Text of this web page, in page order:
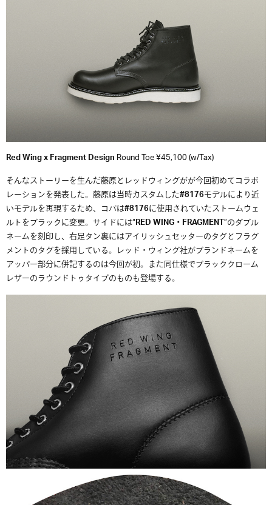
Red Wing x Fragment DesignRound Toe ¥45,100 (w/Tax)
そんなストーリーを生んだ藤原とレッドウィングがが今回初めてコラボ
レーションを発表した。藤原は当時カスタムした#8176モデルにより近
いモデルを再現するため、コバは#8176に使用されていたストームウェ
ルトをブラックに変更。サイドには“RED WING・FRAGMENT”のダブル
ネームを刻印し、右足タン裏にはアイリッシュセッターのタグとフラグ
メントのタグを採用している。レッド・ウィング社がブランドネームを
アッパー部分に併記するのは今回が初。また同仕様でブラッククローム
レザーのラウンドトゥタイプのものも登場する。